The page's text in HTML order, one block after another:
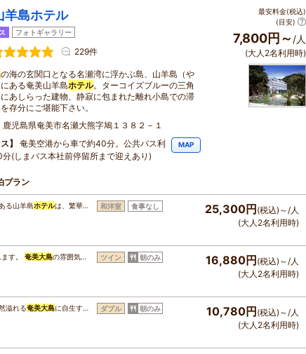
羊島ホテル
フォトギャラリー
229件
の海の玄関口となる名瀬湾に浮かぶ島、山羊島（や
ある奄美山羊島ホテル。ターコイズブルーの三角
あしらった建物、静寂に包まれた離れ小島での滞
存分にご堪能下さい。
鹿児島県奄美市名瀬大熊字鳩１３８２－１
奄美空港から車で約40分。公共バス利
分(しまバス本社前停留所まで迎えあり)
MAP
最安料金(税込)
(目安)
7,800円～ /人
(大人2名利用時)
プラン
る山羊島ホテルは、繁華… 和洋室 食事なし 25,300円 (税込)～/人
(大人2名利用時)
す。 奄美大島の雰囲気… ツイン 朝のみ 16,880円 (税込)～/人
(大人2名利用時)
溢れる奄美大島に自生す… ダブル 朝のみ 10,780円 (税込)～/人
(大人2名利用時)